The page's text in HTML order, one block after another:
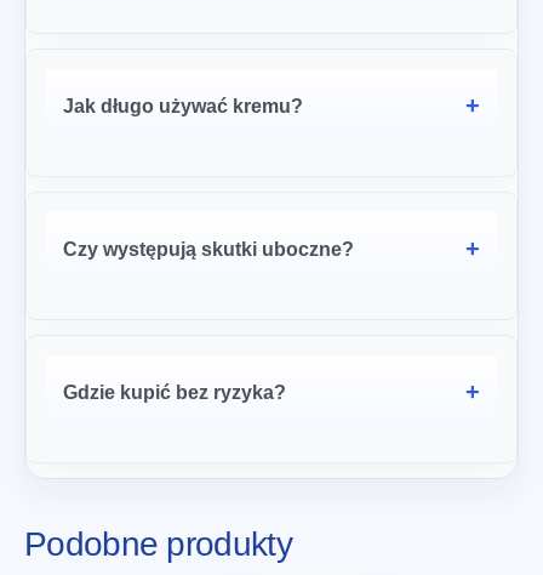
Jak długo używać kremu?
Czy występują skutki uboczne?
Gdzie kupić bez ryzyka?
Podobne produkty